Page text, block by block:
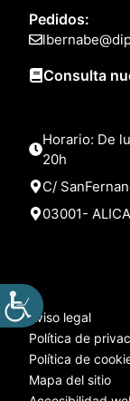
Pedidos:
Consulta
Horario: De
20h
C/
03001-
Aviso legal
Política de
Política de
Mapa del sitio